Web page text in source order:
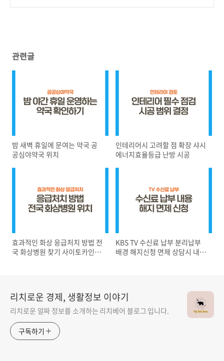
관련글
밤 새벽 휴일에 문여는 약국 공
공심야약국 위치
인테리어시 고려할 점 확장 샤시
에너지효율등급 난방 시공
효과적인 화상 응급처치 방법 전
국 화상병원 찾기 사이토카인이
KBS TV 수신료 납부 분리납부
배경 해지신청 면제 상담시 내용
리치로운 경제, 생활정보 이야기
리치로운 알짜 정보를 소개하는 리치베어 블로그 입니다.
구독하기